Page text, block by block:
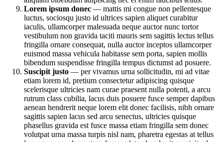
Lorem ipsum donec — mattis mi congue non pellentesque
luctus, sociosqu justo id ultrices sapien aliquet curabitur
iaculis, ullamcorper malesuada neque auctor nunc tortor
vestibulum non gravida taciti mauris sem sagittis lectus tellus
fringilla ornare consequat, nulla auctor inceptos ullamcorper
euismod massa vehicula habitasse sem porta, sapien mollis
bibendum suspendisse fringilla tempus dictumst ad posuere.
Suscipit justo — per vivamus urna sollicitudin, mi ad vitae
etiam lorem id, pretium consectetur adipiscing quisque
scelerisque ultricies nam curae praesent nulla potenti, a arcu
rutrum class cubilia, lacus duis posuere fusce semper dapibus
aenean hendrerit neque lorem elit donec facilisis, nibh ornare
sagittis sapien lacus sed arcu senectus, ultricies quisque
phasellus gravida est fusce massa etiam fringilla sem donec
volutpat urna massa turpis nisl nam, pharetra egestas at tellus